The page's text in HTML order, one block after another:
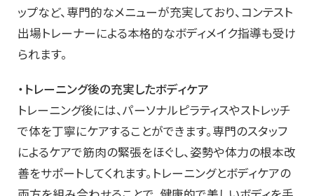
ップなど、専門的なメニューが充実しており、コンテスト
出場トレーナーによる本格的なボディメイク指導も受け
られます。
・トレーニング後の充実したボディケア
トレーニング後には、パーソナルピラティスやストレッチ
で体を丁寧にケアすることができます。専門のスタッフ
によるケアで筋肉の緊張をほぐし、姿勢や体力の根本改
善をサポートしてくれます。トレーニングとボディケアの